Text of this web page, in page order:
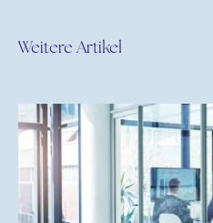
Weitere Artikel